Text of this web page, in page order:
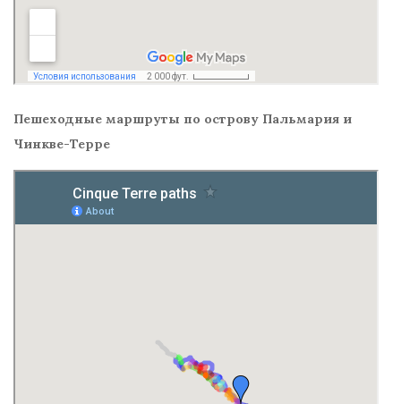
Пешеходные маршруты по острову Пальмария и
Чинкве-Терре